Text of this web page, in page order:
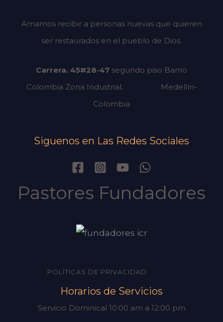
Amamos recibir a personas nuevas que quieren
ser restaurados en el pueblo de Dios.
Carrera. 45#28-47 segundo piso Barrio
Colombia Zona Industrial.
Medellín-
Colombia
Siguenos en Las Redes Sociales
Pastores Fundadores
POLÍTICAS DE PRIVACIDAD
Horarios de Servicios
Servicio Dominical 10:00 am a 12:00 pm